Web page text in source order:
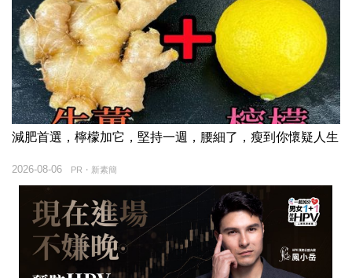
減肥首選，檸檬加它，堅持一週，腰細了，瘦到你懷疑人生
PR・新素簡
2026-08-06